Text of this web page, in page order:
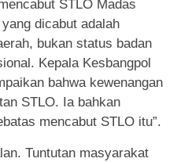
STLO Madas
dicabut adalah
bukan status badan
Kepala Kesbangpol
bahwa kewenangan
STLO. Ia bahkan
mencabut STLO itu”.
Tuntutan masyarakat